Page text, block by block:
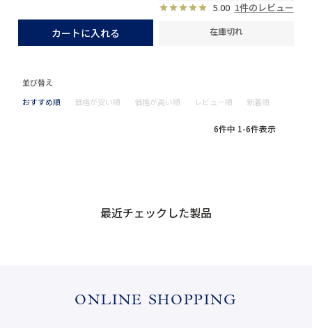
カートに入れる
5.00 1件のレビュー
在庫切れ
並び替え
おすすめ順
価格が安い順 価格が高い順 レビュー順 新着順
6件中 1-6件表示
最近チェックした製品
ONLINE SHOPPING